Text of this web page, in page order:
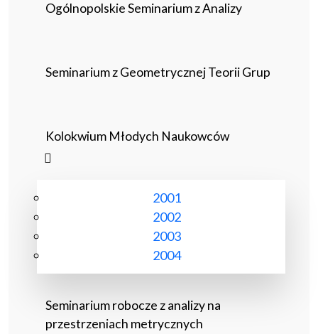
Ogólnopolskie Seminarium z Analizy
Seminarium z Geometrycznej Teorii Grup
Kolokwium Młodych Naukowców
2001
2002
2003
2004
Seminarium robocze z analizy na
przestrzeniach metrycznych